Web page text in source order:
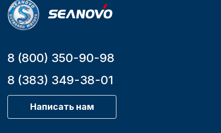
8 (800) 350-90-98
8 (383) 349-38-01
Написать нам